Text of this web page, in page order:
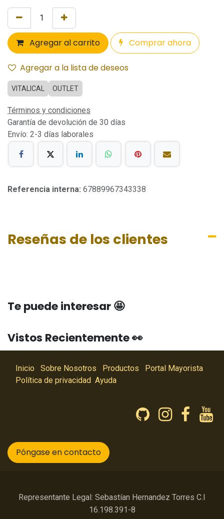
Agregar al carrito Comprar ahora
Agregar a la lista de deseos
VITALICAL OUTLET
Términos y condiciones
Garantía de devolución de 30 días
Envío: 2-3 días laborales
Referencia interna: 67889967343338
Reseñas de los clientes
Te puede interesar 🤩
Vistos Recientemente 👀
Inicio Sobre Nosotros Productos
Portal Mayorista
Política de privacidad Ayuda
Póngase en contacto
Representante Legal: Sebastían Hernandez Torres C.I
16.198.391-8